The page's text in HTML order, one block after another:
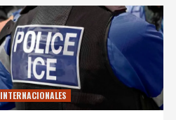
INTERNACIONALES